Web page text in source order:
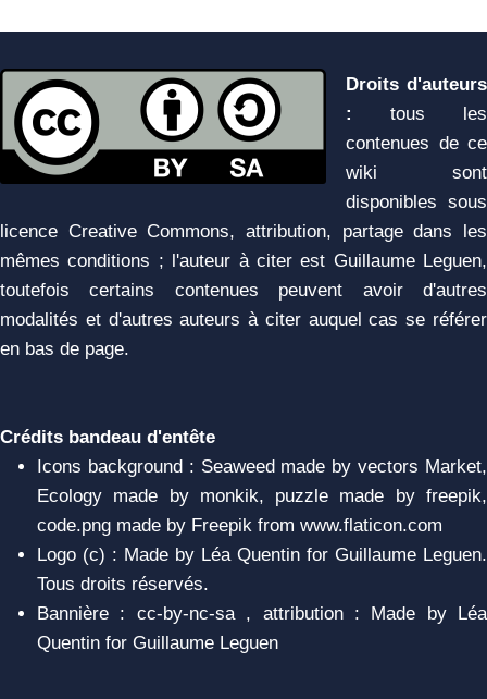
Droits d'auteurs
:
tous les
contenues de ce
wiki sont
disponibles sous
licence Creative Commons, attribution, partage dans les
mêmes conditions ; l'auteur à citer est Guillaume Leguen,
toutefois certains contenues peuvent avoir d'autres
modalités et d'autres auteurs à citer auquel cas se référer
en bas de page.
Crédits bandeau d'entête
Icons background : Seaweed made by vectors Market,
Ecology made by monkik, puzzle made by freepik,
code.png made by Freepik from www.flaticon.com
Logo (c) : Made by Léa Quentin for Guillaume Leguen.
Tous droits réservés.
Bannière : cc-by-nc-sa , attribution : Made by Léa
Quentin for Guillaume Leguen